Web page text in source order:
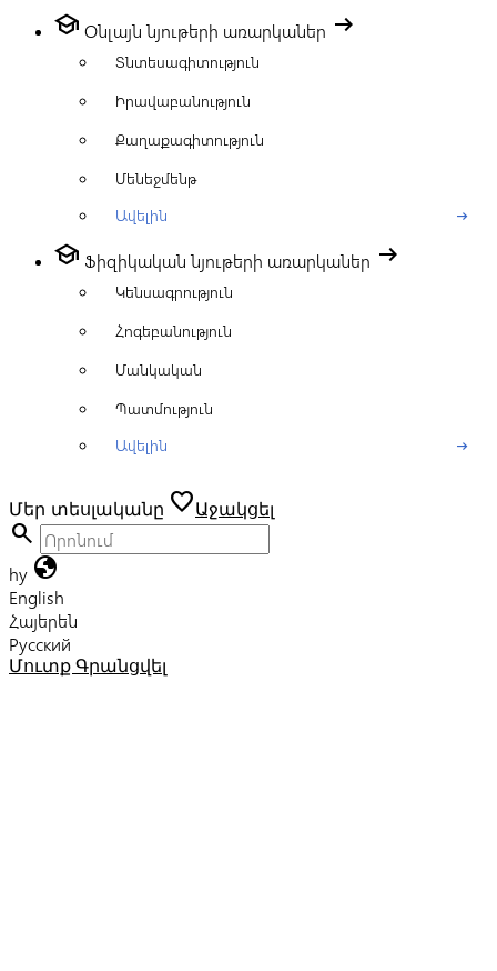
school Օնլայն նյութերի առարկաներ arrow_right_alt
Տնտեսագիտություն
Իրավաբանություն
Քաղաքագիտություն
Մենեջմենթ
Ավելին
arrow_right_alt
school Ֆիզիկական նյութերի առարկաներ arrow_right_alt
Կենսագրություն
Հոգեբանություն
Մանկական
Պատմություն
Ավելին
arrow_right_alt
Մեր տեսլականը favoriteԱջակցել
search
hy globe
English
Հայերեն
Русский
Մուտք Գրանցվել